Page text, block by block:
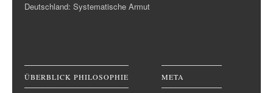
Deutschland: Systematische Armut
ÜBERBLICK PHILOSOPHIE META